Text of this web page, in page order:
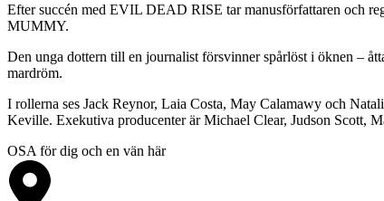
Efter succén med EVIL DEAD RISE tar manusförfattaren och
MUMMY.
Den unga dottern till en journalist försvinner spårlöst i öknen –
mardröm.
I rollerna ses Jack Reynor, Laia Costa, May Calamawy och
Keville. Exekutiva producenter är Michael Clear, Judson Scott,
OSA för dig och en vän här